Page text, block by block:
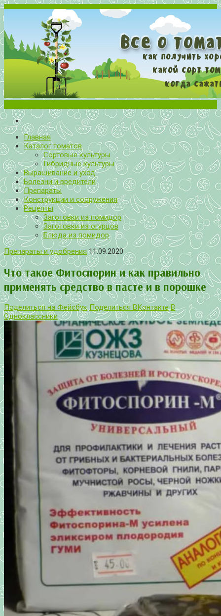
Все о томатах. Выращивание томатов. Сорта и рассада.
Выращивание и уход за томатами
Главная
Каталог томатов
Сортовые культуры
Гибридные культуры
Выращивание и уход
Болезни и вредители
Препараты
Конструкции и сооружения
Рецепты
Заготовки из помидор
Заготовки из огурцов
Блюда из помидор
Препараты и удобрения 11.09.2020
Что такое Фитоспорин и как правильно
применять средство в пасте и в порошке
Поделиться на Фейсбук Поделиться ВКонтакте В
Одноклассники